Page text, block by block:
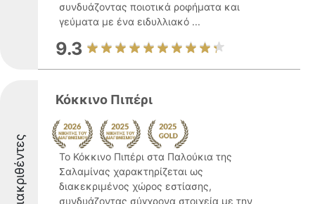
συνδυάζοντας ποιοτικά ροφήματα και
γεύματα με ένα ειδυλλιακό ...
9.3
Διακριθέντες
Κόκκινο Πιπέρι
Το Κόκκινο Πιπέρι στα Παλούκια της
Σαλαμίνας χαρακτηρίζεται ως
διακεκριμένος χώρος εστίασης,
συνδυάζοντας σύγχρονα στοιχεία με την